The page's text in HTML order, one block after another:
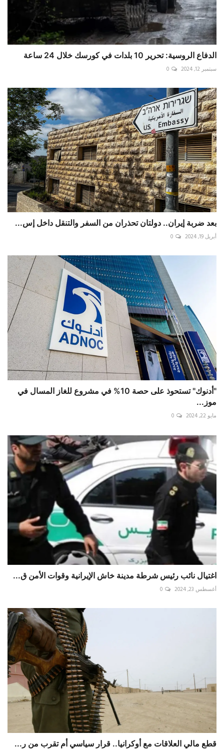
الدفاع الروسية: تحرير 10 بلدات في كورسك خلال 24 ساعة
سبتمبر 12, 2024 0
بعد ضربة إيران.. دولتان تحذران من السفر والتنقل داخل إس...
أبريل 19, 2024 0
"أدنوك" تستحوذ على حصة 10% في مشروع للغاز المسال في
موز...
مايو 22, 2024 0
اغتيال نائب رئيس شرطة مدينة خاش الإيرانية وقوات الأمن ق...
أغسطس 23, 2024 0
قطع مالي العلاقات مع أوكرانيا.. قرار سياسي أم تقرب من ر...